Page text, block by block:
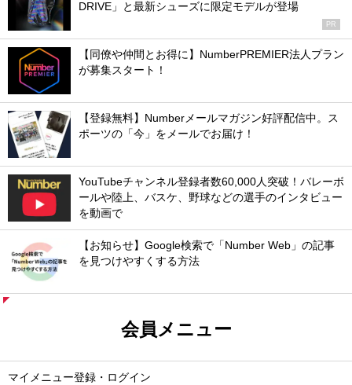
DRIVE」と最新シューズに限定モデルが登場
PR
【同僚や仲間とお得に】NumberPREMIER法人プラン
が募集スタート！
【登録無料】Numberメールマガジン好評配信中。ス
ポーツの「今」をメールでお届け！
YouTubeチャンネル登録者数60,000人突破！バレーボ
ールや陸上、バスケ、野球などの選手のインタビュー
を動画で
【お知らせ】Google検索で「Number Web」の記事
を見つけやすくする方法
会員メニュー
マイメニュー登録・ログイン